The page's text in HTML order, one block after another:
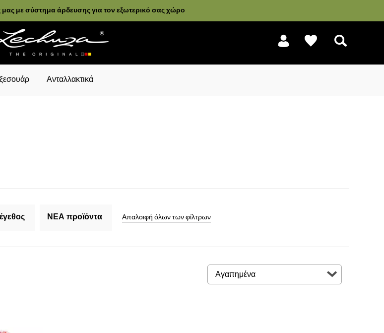
μας με σύστημα άρδευσης για τον εξωτερικό σας χώρο
Ανταλλακτικά
ΝΕΑ προϊόντα Απαλοιφή όλων των φίλτρων